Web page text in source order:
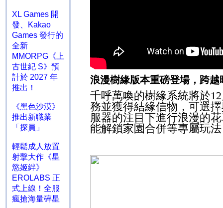
XL Games 開
發、Kakao
Games 發行的
全新
MMORPG《上
古世紀 S》預
計於 2027 年
推出！
《黑色沙漠》
推出新職業
「探員」
輕鬆成人放置
射擊大作《星
慾姬絆》
EROLABS 正
式上線！全服
瘋搶海量碎星
浪漫樹緣版本重磅登場，跨
千呼萬喚的樹緣系統將於12
務並獲得結緣信物，可選
服器的注目下進行浪漫的
能解鎖家園合併等專屬玩